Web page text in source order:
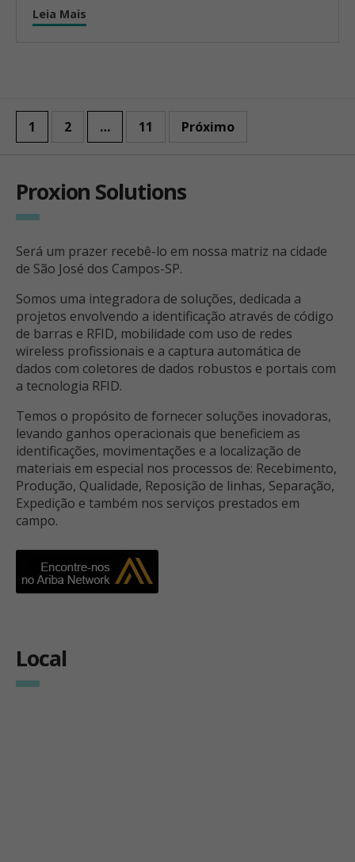
Leia Mais
1 2 … 11 Próximo
Proxion Solutions
Será um prazer recebê-lo em nossa matriz na cidade
de São José dos Campos-SP.
Somos uma integradora de soluções, dedicada a
projetos envolvendo a identificação através de código
de barras e RFID, mobilidade com uso de redes
wireless profissionais e a captura automática de
dados com coletores de dados robustos e portais com
a tecnologia RFID.
Temos o propósito de fornecer soluções inovadoras,
levando ganhos operacionais que beneficiem as
identificações, movimentações e a localização de
materiais em especial nos processos de: Recebimento,
Produção, Qualidade, Reposição de linhas, Separação,
Expedição e também nos serviços prestados em
campo.
Local